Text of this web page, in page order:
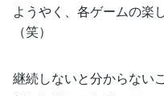
ようやく、各ゲームの楽
（笑）
継続しないと分からない